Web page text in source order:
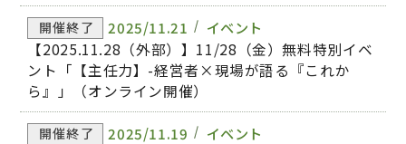
開催終了 2025/11.21 イベント
【2025.11.28（外部）】11/28（金）無料特別イベ
ント「【主任力】-経営者×現場が語る『これか
ら』」（オンライン開催）
開催終了 2025/11.19 イベント